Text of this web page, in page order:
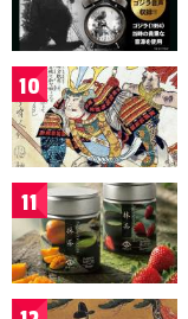
10
11